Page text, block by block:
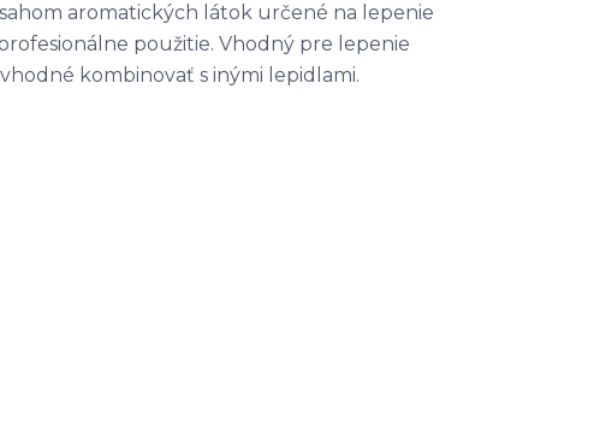
aromatických látok určené na lepenie
použitie. Vhodný pre lepenie
kombinovať s inými lepidlami.